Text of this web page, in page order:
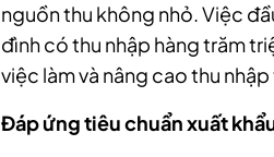
nguồn thu không nhỏ. Việc
đình có thu nhập hàng trăm
việc làm và nâng cao thu
Đáp ứng tiêu chuẩn xuất